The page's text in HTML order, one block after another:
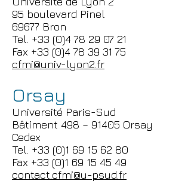
95 boulevard Pinel
69677 Bron
Tel. +33 (0)4 78 29 07 21
Fax +33 (0)4 78 39 31 75
cfmi@univ-lyon2.fr
Orsay
Université Paris-Sud
Bâtiment 498 – 91405 Orsay
Cedex
Tel. +33 (0)1 69 15 62 80
Fax +33 (0)1 69 15 45 49
contact.cfmi@u-psud.fr